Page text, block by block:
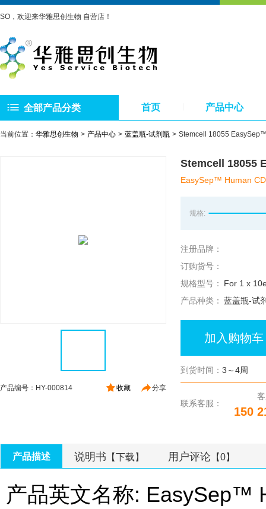
SO，欢迎来华雅思创生物 自营店！
全部产品分类 首页 产品中心
当前位置： 华雅思创生物 产品中心 蓝盖瓶-试剂瓶 Stemcell 18055
分享
收藏
产品编号：HY-000814
Stemcell 18055
EasySep™ Human
规格:
注册品牌：
订购货号：
规格型号：
For 1 x
产品种类： 蓝盖瓶-试
加入购物车
到货时间： 3～4周
联系客服：
150
产品描述 说明书 【下载】 用户评论 【0】
产品英文名称: EasySep™